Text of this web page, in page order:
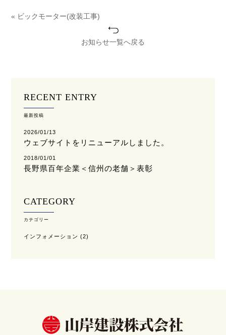
« ビックモーター(改装工事)
お知らせ一覧へ戻る
RECENT ENTRY
最新投稿
2026/01/13
ウェブサイトをリニューアルしました。
2018/01/01
長野県百年企業＜信州の老舗＞表彰
CATEGORY
カテゴリー
インフォメーション (2)